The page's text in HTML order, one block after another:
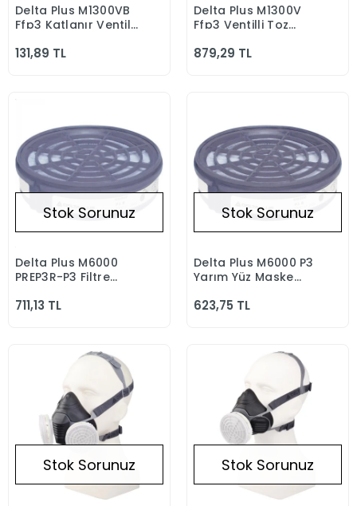
Stokta Yok
Delta Plus M1300VB
Ffp3 Katlanır Ventilli
131,89 TL
Stokta Yok
Delta Plus M1300V
Ffp3 Ventilli Toz
879,29 TL
Stokta Yok
Stok Sorunuz
Delta Plus M6000
PREP3R-P3 Filtre
711,13 TL
Stokta Yok
Stok Sorunuz
Delta Plus M6000 P3
Yarım Yüz Maske
623,75 TL
Stok Sorunuz Stok Sorunuz